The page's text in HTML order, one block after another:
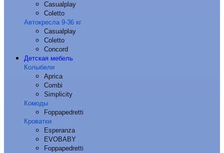
Casualplay
Coletto
Автокресла 9-36 кг
Casualplay
Coletto
Concord
Детская мебель
Колыбели
Aprica
Combi
Simplicity
Комоды
Foppapedretti
Кроватки
Esperanza
EVOBABY
Foppapedretti